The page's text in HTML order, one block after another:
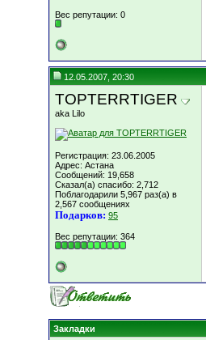
Вес репутации: 0
12.05.2007, 20:30
TOPTERRTIGER
aka Lilo
Регистрация: 23.06.2005
Адрес: Астана
Сообщений: 19,658
Сказал(а) спасибо: 2,712
Поблагодарили 5,967 раз(а) в
2,567 сообщениях
Подарков: 95
Вес репутации: 364
Закладки